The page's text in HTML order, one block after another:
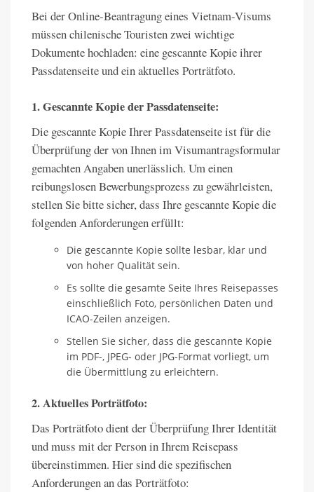
Bei der Online-Beantragung eines Vietnam-Visums
müssen chilenische Touristen zwei wichtige
Dokumente hochladen: eine gescannte Kopie ihrer
Passdatenseite und ein aktuelles Porträtfoto.
1. Gescannte Kopie der Passdatenseite:
Die gescannte Kopie Ihrer Passdatenseite ist für die
Überprüfung der von Ihnen im Visumantragsformular
gemachten Angaben unerlässlich. Um einen
reibungslosen Bewerbungsprozess zu gewährleisten,
stellen Sie bitte sicher, dass Ihre gescannte Kopie die
folgenden Anforderungen erfüllt:
Die gescannte Kopie sollte lesbar, klar und
von hoher Qualität sein.
Es sollte die gesamte Seite Ihres Reisepasses
einschließlich Foto, persönlichen Daten und
ICAO-Zeilen anzeigen.
Stellen Sie sicher, dass die gescannte Kopie
im PDF-, JPEG- oder JPG-Format vorliegt, um
die Übermittlung zu erleichtern.
2. Aktuelles Porträtfoto:
Das Porträtfoto dient der Überprüfung Ihrer Identität
und muss mit der Person in Ihrem Reisepass
übereinstimmen. Hier sind die spezifischen
Anforderungen an das Porträtfoto: